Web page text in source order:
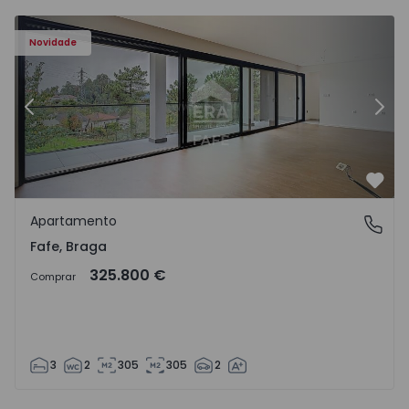
Novidade
Anterior
Fafe, Braga
Apartamento
Fafe, Braga
Comprar 325.800 €
3 2 305 305 2